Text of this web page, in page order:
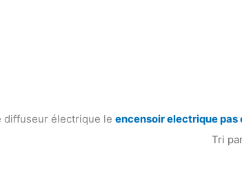
diffuseur électrique le encensoir electrique pas